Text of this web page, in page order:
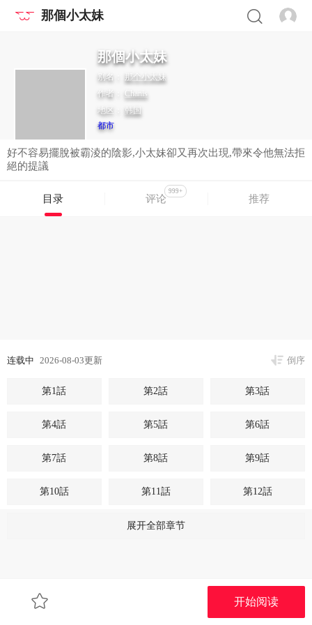
那個小太妹
那個小太妹
别名： 那个小太妹
作者： Chanis
地区： 韩国
都市
好不容易擺脫被霸淩的陰影,小太妹卻又再次出現,帶來令他無法拒
絕的提議
目录 评论
999+
推荐
连载中 2026-08-03更新 倒序
第1話 第2話 第3話
第4話 第5話 第6話
第7話 第8話 第9話
第10話 第11話 第12話
第14話
开始阅读
展开全部章节